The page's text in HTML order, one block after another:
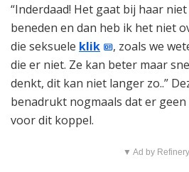
“Inderdaad! Het gaat bij haar
beneden en dan heb ik het niet
die seksuele klik
, zoals we
die er niet. Ze kan beter maar
denkt, dit kan niet langer zo..”
benadrukt nogmaals dat er
voor dit koppel.
▼ Ad by